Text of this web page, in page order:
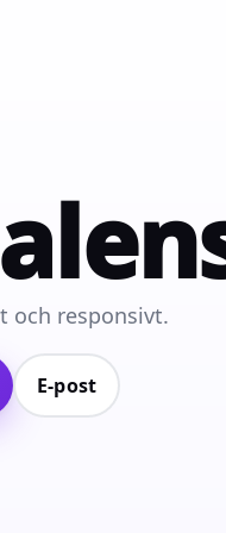
och responsivt.
E‑post